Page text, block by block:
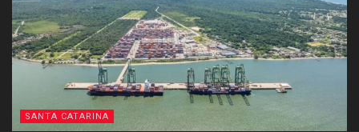
SANTA CATARINA